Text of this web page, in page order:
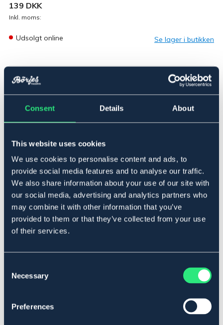
Consent Details About
This website uses cookies
We use cookies to personalise content and ads, to
provide social media features and to analyse our traffic.
We also share information about your use of our site with
our social media, advertising and analytics partners who
may combine it with other information that you’ve
provided to them or that they’ve collected from your use
of their services.
Selection
Necessary
Preferences
139 DKK
Inkl. moms:
Udsolgt online Se lager i butikken
Beskrivelse
Yea-Sacc er en levende gærstamme, der fremmer
tarmfloraen og dyrenes ydeevne. En række
samt ældre heste med nedsat foderudnyttelse.
Produktet anbefales også til heste med tendens til kolik
og andre tarmproblemer samt ved stress som transport
og ved grovfoderskift.
Vikt: 1kg.
Art.nr 134
Se lager i butikken
Anmeldelser
About the brand